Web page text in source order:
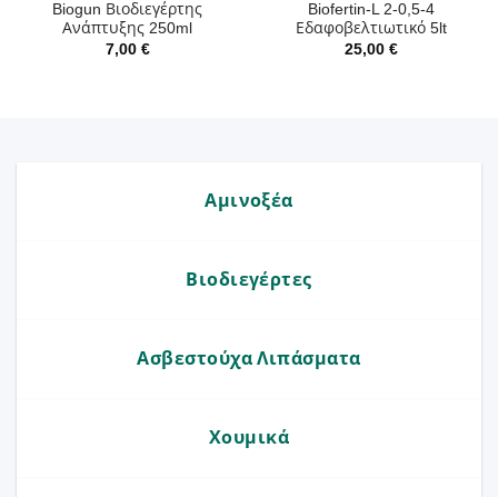
Biogun Βιοδιεγέρτης
Ανάπτυξης 250ml
7,00 €
Biofertin-L 2-0,5-4
Εδαφοβελτιωτικό 5lt
25,00 €
Αμινοξέα
Βιοδιεγέρτες
Ασβεστούχα Λιπάσματα
Χουμικά